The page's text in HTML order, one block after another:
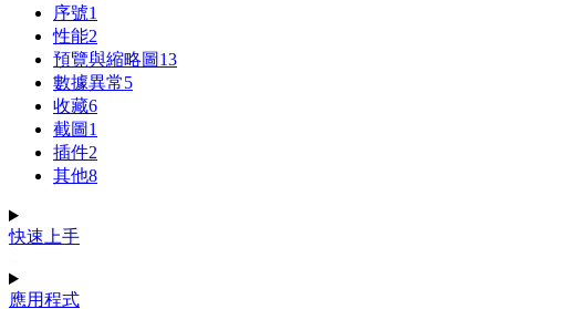
序號1
性能2
預覽與縮略圖 13
數據異常5
收藏6
截圖 1
插件2
其他8
快速上手
應用程式